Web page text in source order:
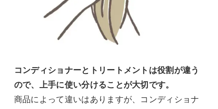
コンディショナーとトリートメントは役割が違う
ので、上手に使い分けることが大切です。
商品によって違いはありますが、コンディショナ